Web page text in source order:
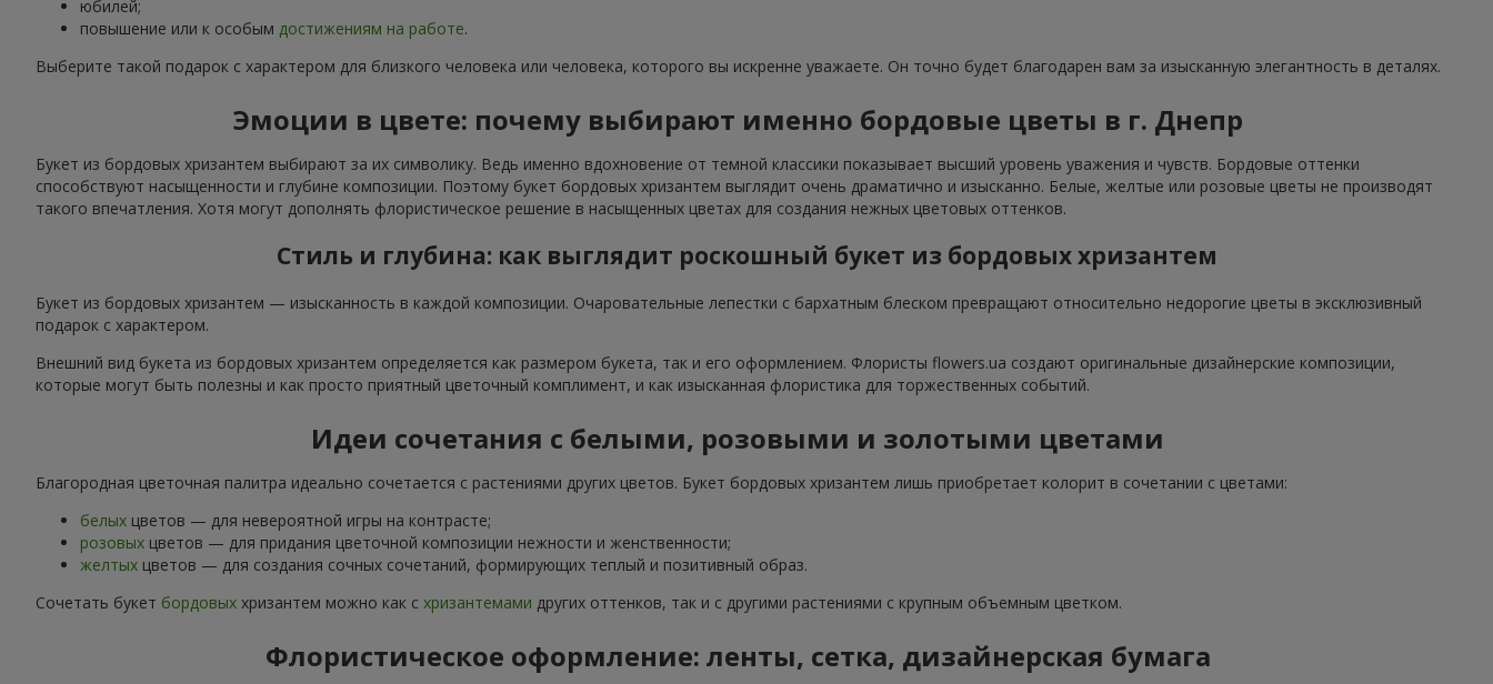
юбилей;
повышение или к особым достижениям на работе.
Выберите такой подарок с характером для близкого человека или человека, которого вы искренне уважаете. Он точно будет благодарен вам за изысканную элегантность в деталях.
Эмоции в цвете: почему выбирают именно бордовые цветы в г. Днепр
Букет из бордовых хризантем выбирают за их символику. Ведь именно вдохновение от темной классики показывает высший уровень уважения и чувств. Бордовые оттенки
способствуют насыщенности и глубине композиции. Поэтому букет бордовых хризантем выглядит очень драматично и изысканно. Белые, желтые или розовые цветы не производят
такого впечатления. Хотя могут дополнять флористическое решение в насыщенных цветах для создания нежных цветовых оттенков.
Стиль и глубина: как выглядит роскошный букет из бордовых хризантем
Букет из бордовых хризантем — изысканность в каждой композиции. Очаровательные лепестки с бархатным блеском превращают относительно недорогие цветы в эксклюзивный
подарок с характером.
Внешний вид букета из бордовых хризантем определяется как размером букета, так и его оформлением. Флористы flowers.ua создают оригинальные дизайнерские композиции,
которые могут быть полезны и как просто приятный цветочный комплимент, и как изысканная флористика для торжественных событий.
Идеи сочетания с белыми, розовыми и золотыми цветами
Благородная цветочная палитра идеально сочетается с растениями других цветов. Букет бордовых хризантем лишь приобретает колорит в сочетании с цветами:
белых цветов — для невероятной игры на контрасте;
розовых цветов — для придания цветочной композиции нежности и женственности;
желтых цветов — для создания сочных сочетаний, формирующих теплый и позитивный образ.
Сочетать букет бордовых хризантем можно как с хризантемами других оттенков, так и с другими растениями с крупным объемным цветком.
Флористическое оформление: ленты, сетка, дизайнерская бумага